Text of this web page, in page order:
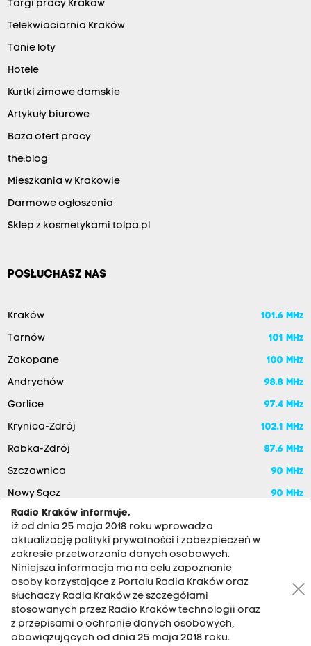
Targi pracy Kraków
Telekwiaciarnia Kraków
Tanie loty
Hotele
Kurtki zimowe damskie
Artykuły biurowe
Baza ofert pracy
the:blog
Mieszkania w Krakowie
Darmowe ogłoszenia
Sklep z kosmetykami tolpa.pl
POSŁUCHASZ NAS
Kraków 101.6 MHz
Tarnów 101 MHz
Zakopane 100 MHz
Andrychów 98.8 MHz
Gorlice 97.4 MHz
Krynica-Zdrój 102.1 MHz
Rabka-Zdrój 87.6 MHz
Szczawnica 90 MHz
Nowy Sącz 90 MHz
RADIO KRAKÓW SA. Aleja Juliusza Słowackiego 22, 30-007
Kraków
Radio Kraków informuje,
iż od dnia 25 maja 2018 roku wprowadza
aktualizację polityki prywatności i zabezpieczeń w
zakresie przetwarzania danych osobowych.
Niniejsza informacja ma na celu zapoznanie
osoby korzystające z Portalu Radia Kraków oraz
słuchaczy Radia Kraków ze szczegółami
stosowanych przez Radio Kraków technologii oraz
z przepisami o ochronie danych osobowych,
obowiązujących od dnia 25 maja 2018 roku.